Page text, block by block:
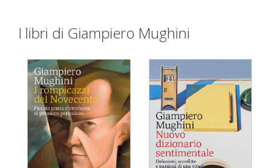
I libri di Giampiero Mughini